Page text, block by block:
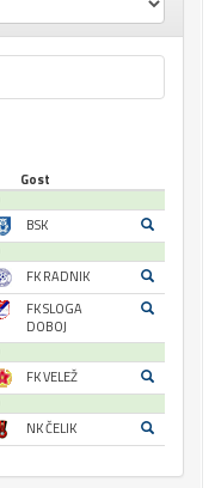
Gost
BSK
FK RADNIK
FK SLOGA
DOBOJ
FK VELEŽ
NK ČELIK